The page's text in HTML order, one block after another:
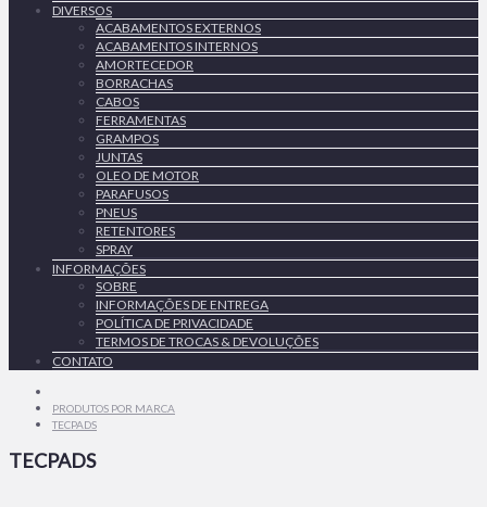
DIVERSOS
ACABAMENTOS EXTERNOS
ACABAMENTOS INTERNOS
AMORTECEDOR
BORRACHAS
CABOS
FERRAMENTAS
GRAMPOS
JUNTAS
OLEO DE MOTOR
PARAFUSOS
PNEUS
RETENTORES
SPRAY
INFORMAÇÕES
SOBRE
INFORMAÇÕES DE ENTREGA
POLÍTICA DE PRIVACIDADE
TERMOS DE TROCAS & DEVOLUÇÕES
CONTATO
PRODUTOS POR MARCA
TECPADS
TECPADS